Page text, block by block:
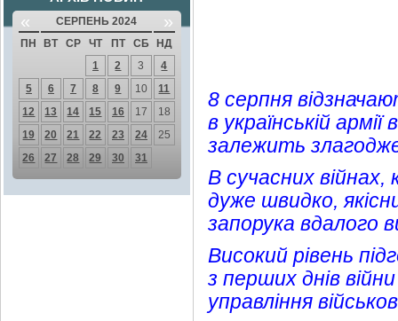
« СЕРПЕНЬ 2024 »
ПН ВТ СР ЧТ ПТ СБ
НД
1
2 3
4
5
6 7 8 9 10
11
12
13 14 15 16 17
18
19
20 21 22 23 24
25
26
27 28 29 30 31
8 серпня
в українській
залежить
В сучасних
дуже швидко,
запорука вдалого
Високий рівень
з перших днів
управління